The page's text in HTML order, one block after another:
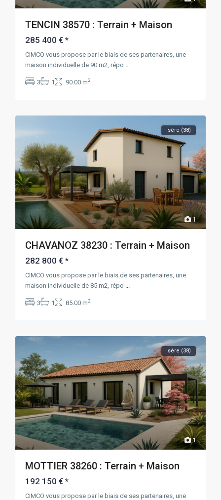
TENCIN 38570 : Terrain + Maison
285 400 €*
CIMCO vous propose par le biais de ses partenaires, une
maison individuelle de 90 m2, répo
3 1 90.00 m2
1
Isère (38)
CHAVANOZ 38230 : Terrain + Maison
282 800 €*
CIMCO vous propose par le biais de ses partenaires, une
maison individuelle de 85 m2, répo
3 1 85.00 m2
1
Isère (38)
MOTTIER 38260 : Terrain + Maison
192 150 €*
CIMCO vous propose par le biais de ses partenaires, une